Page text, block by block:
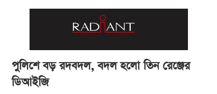
পুলিশে বড় রদবদল, বদল হলো তিন রেঞ্জের
ডিআইজি